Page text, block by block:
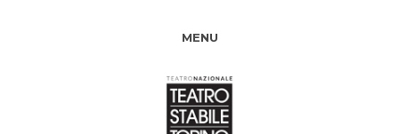
MENU